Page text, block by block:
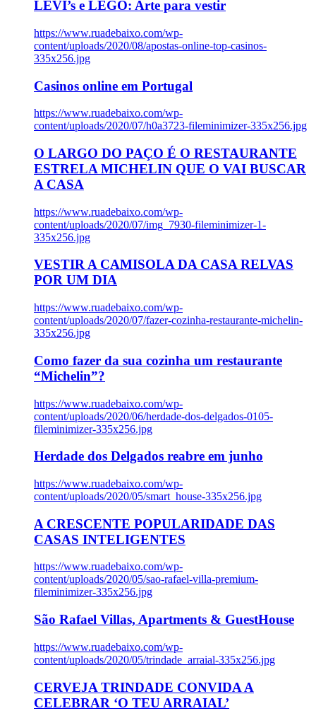
LEVI’s e LEGO: Arte para vestir
https://www.ruadebaixo.com/wp-
content/uploads/2020/08/apostas-online-top-casinos-
335x256.jpg
Casinos online em Portugal
https://www.ruadebaixo.com/wp-
content/uploads/2020/07/h0a3723-fileminimizer-335x256.jpg
O LARGO DO PAÇO É O RESTAURANTE
ESTRELA MICHELIN QUE O VAI BUSCAR
A CASA
https://www.ruadebaixo.com/wp-
content/uploads/2020/07/img_7930-fileminimizer-1-
335x256.jpg
VESTIR A CAMISOLA DA CASA RELVAS
POR UM DIA
https://www.ruadebaixo.com/wp-
content/uploads/2020/07/fazer-cozinha-restaurante-michelin-
335x256.jpg
Como fazer da sua cozinha um restaurante
“Michelin”?
https://www.ruadebaixo.com/wp-
content/uploads/2020/06/herdade-dos-delgados-0105-
fileminimizer-335x256.jpg
Herdade dos Delgados reabre em junho
https://www.ruadebaixo.com/wp-
content/uploads/2020/05/smart_house-335x256.jpg
A CRESCENTE POPULARIDADE DAS
CASAS INTELIGENTES
https://www.ruadebaixo.com/wp-
content/uploads/2020/05/sao-rafael-villa-premium-
fileminimizer-335x256.jpg
São Rafael Villas, Apartments & GuestHouse
https://www.ruadebaixo.com/wp-
content/uploads/2020/05/trindade_arraial-335x256.jpg
CERVEJA TRINDADE CONVIDA A
CELEBRAR ‘O TEU ARRAIAL’